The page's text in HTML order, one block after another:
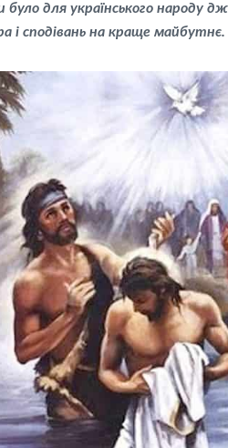
для українського народу
і сподівань на краще майбутнє.